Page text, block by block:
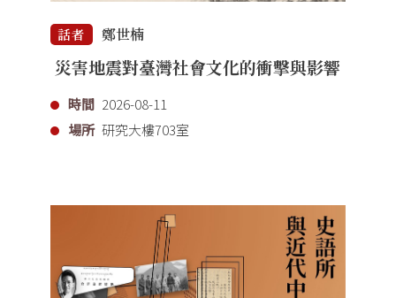
話者 鄭世楠
災害地震對臺灣社會文化的衝擊與影響
時間 2026-08-11
場所 研究大樓703室